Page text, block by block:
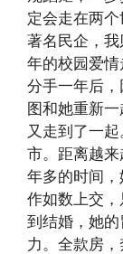
定会走在两
著名民企，
年的校园爱情
分手一年后
图和她重新
又走到了一
市。距离越
年多的时间
作如数上交
到结婚，她
力。全款房